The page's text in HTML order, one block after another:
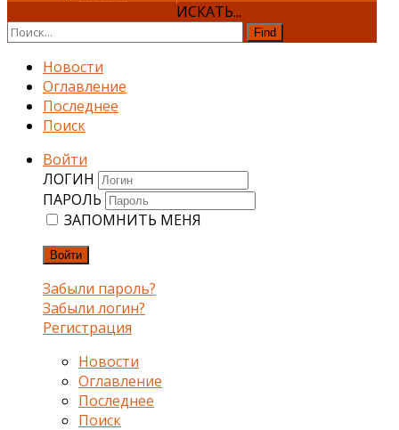
ИСКАТЬ...
Find
Новости
Оглавление
Последнее
Поиск
Войти
ЛОГИН
ПАРОЛЬ
ЗАПОМНИТЬ МЕНЯ
Войти
Забыли пароль?
Забыли логин?
Регистрация
Новости
Оглавление
Последнее
Поиск